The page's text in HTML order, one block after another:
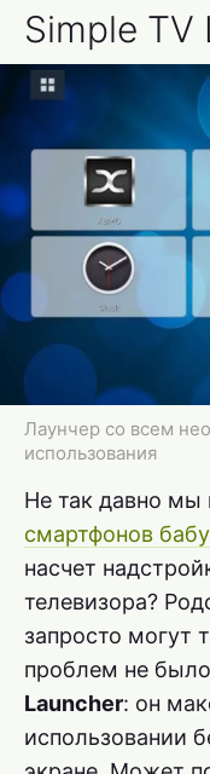
Simple TV
Лаунчер со всем
использования
Не так давно мы
смартфонов
насчет
телевизора?
запросто могут
проблем не
Launcher: он
использовании